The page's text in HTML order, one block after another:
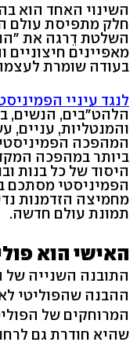
השינוי האחד הוא
חלק מתפיסת עולם
השלטת דֵרגה את
מאפיינים
בעודה שומרת
לנגד עיניי
הלהט"בים, הנשים,
והמנטליות, עניים,
המהפכה
ביותר במהפכה
היסוד של כל בנות
הפמיניסטי מסתכם
מחמיצה הזדמנות
תמונת עולם חדשה.
האישי הוא
התובנה השנייה
ההבנה שהפוליטי
המרוחקים של
שהיא חודרת גם